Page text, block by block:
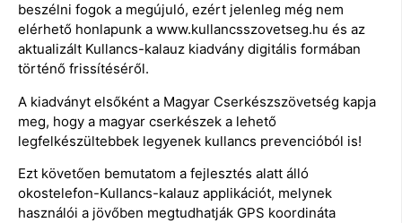
beszélni fogok a megújuló, ezért jelenleg még nem
elérhető honlapunk a www.kullancsszovetseg.hu és az
aktualizált Kullancs-kalauz kiadvány digitális formában
történő frissítéséről.
A kiadványt elsőként a Magyar Cserkészszövetség kapja
meg, hogy a magyar cserkészek a lehető
legfelkészültebbek legyenek kullancs prevencióból is!
Ezt követően bemutatom a fejlesztés alatt álló
okostelefon-Kullancs-kalauz applikációt, melynek
használói a jövőben megtudhatják GPS koordináta